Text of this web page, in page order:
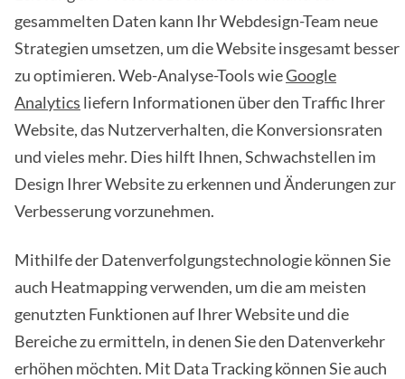
gesammelten Daten kann Ihr Webdesign-Team neue
Strategien umsetzen, um die Website insgesamt besser
zu optimieren. Web-Analyse-Tools wieGoogle
Analytics liefern Informationen über den Traffic Ihrer
Website, das Nutzerverhalten, die Konversionsraten
und vieles mehr. Dies hilft Ihnen, Schwachstellen im
Design Ihrer Website zu erkennen und Änderungen zur
Verbesserung vorzunehmen.
Mithilfe der Datenverfolgungstechnologie können Sie
auch Heatmapping verwenden, um die am meisten
genutzten Funktionen auf Ihrer Website und die
Bereiche zu ermitteln, in denen Sie den Datenverkehr
erhöhen möchten. Mit Data Tracking können Sie auch